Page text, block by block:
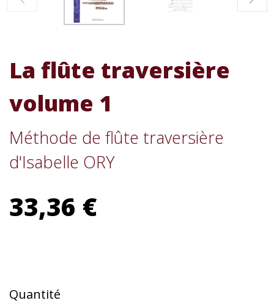
La flûte traversière
volume 1
Méthode de flûte traversière
d'Isabelle ORY
33,36 €
Quantité